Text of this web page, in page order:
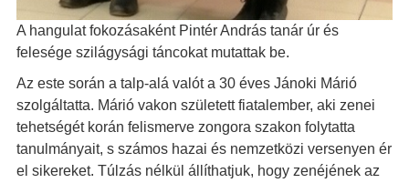
A hangulat fokozásaként Pintér András tanár úr és
felesége szilágysági táncokat mutattak be.
Az este során a talp-alá valót a 30 éves Jánoki Márió
szolgáltatta. Márió vakon született fiatalember, aki zenei
tehetségét korán felismerve zongora szakon folytatta
tanulmányait, s számos hazai és nemzetközi versenyen ér
el sikereket. Túlzás nélkül állíthatjuk, hogy zenéjének az